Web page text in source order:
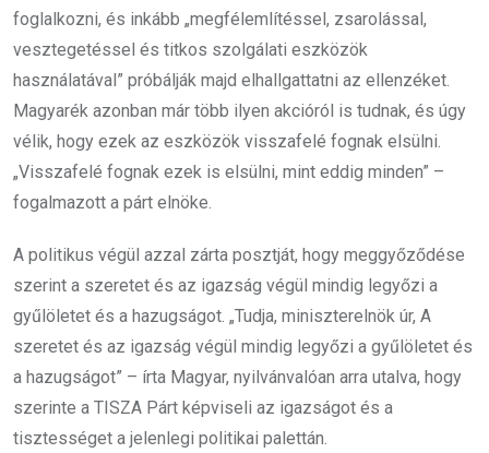
foglalkozni, és inkább „megfélemlítéssel, zsarolással,
vesztegetéssel és titkos szolgálati eszközök
használatával” próbálják majd elhallgattatni az ellenzéket.
Magyarék azonban már több ilyen akcióról is tudnak, és úgy
vélik, hogy ezek az eszközök visszafelé fognak elsülni.
„Visszafelé fognak ezek is elsülni, mint eddig minden” –
fogalmazott a párt elnöke.
A politikus végül azzal zárta posztját, hogy meggyőződése
szerint a szeretet és az igazság végül mindig legyőzi a
gyűlöletet és a hazugságot. „Tudja, miniszterelnök úr, A
szeretet és az igazság végül mindig legyőzi a gyűlöletet és
a hazugságot” – írta Magyar, nyilvánvalóan arra utalva, hogy
szerinte a TISZA Párt képviseli az igazságot és a
tisztességet a jelenlegi politikai palettán.